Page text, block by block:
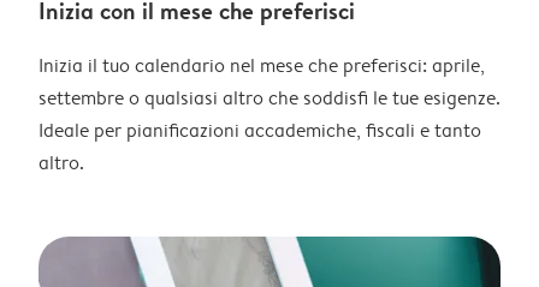
Inizia con il mese che preferisci
Inizia il tuo calendario nel mese che preferisci: aprile,
settembre o qualsiasi altro che soddisfi le tue esigenze.
Ideale per pianificazioni accademiche, fiscali e tanto
altro.